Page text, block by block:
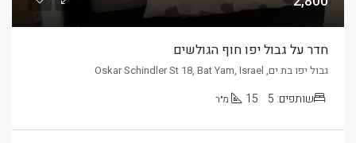
חדר על גבול יפו חוף הגולשים
גבול יפו בת ים, Oskar Schindler St 18, Bat Yam, Israel
שותפים: 5
15 מ״ר